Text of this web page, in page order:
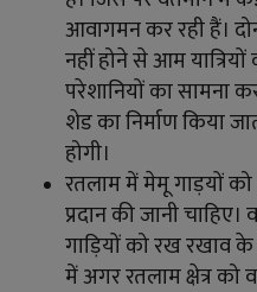
आवागमन कर रही हैं।
नहीं होने से आम
परेशानियों का सामना
शेड का निर्माण किया
होगी।
रतलाम में मेमू गाड़यों
प्रदान की जानी
गाड़ियों को रख रखाव
में अगर रतलाम क्षेत्र को